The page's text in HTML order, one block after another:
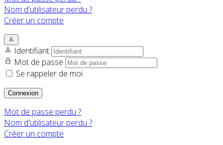
Nom d'utilisateur perdu ?
Créer un compte
Identifiant
Mot de passe
Se rappeler de moi
Connexion
Mot de passe perdu ?
Nom d'utilisateur perdu ?
Créer un compte